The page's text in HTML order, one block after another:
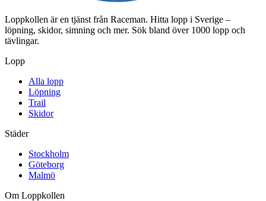
Loppkollen är en tjänst från Raceman. Hitta lopp i Sverige –
löpning, skidor, simning och mer. Sök bland över 1000 lopp och
tävlingar.
Lopp
Alla lopp
Löpning
Trail
Skidor
Städer
Stockholm
Göteborg
Malmö
Om Loppkollen